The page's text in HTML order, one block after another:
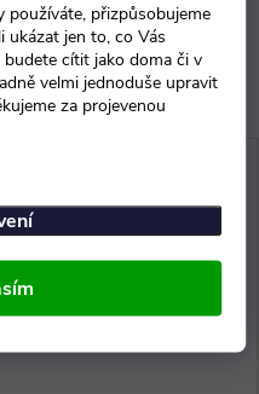
používáte, přizpůsobujeme
ukázat jen to, co Vás
cítit jako doma či v
velmi jednoduše upravit
za projevenou